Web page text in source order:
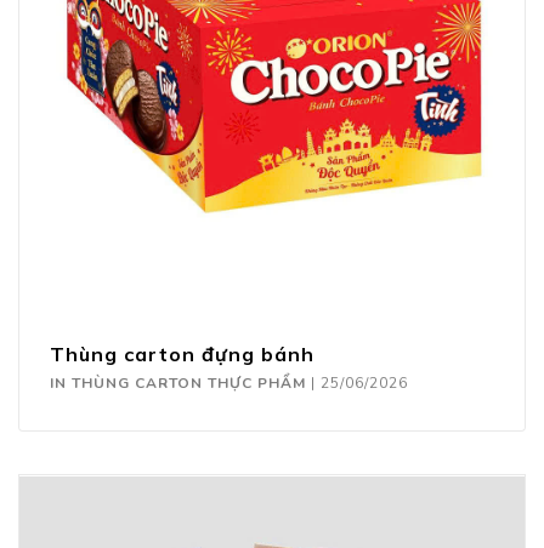
Thùng carton đựng bánh
IN THÙNG CARTON THỰC PHẨM | 25/06/2026